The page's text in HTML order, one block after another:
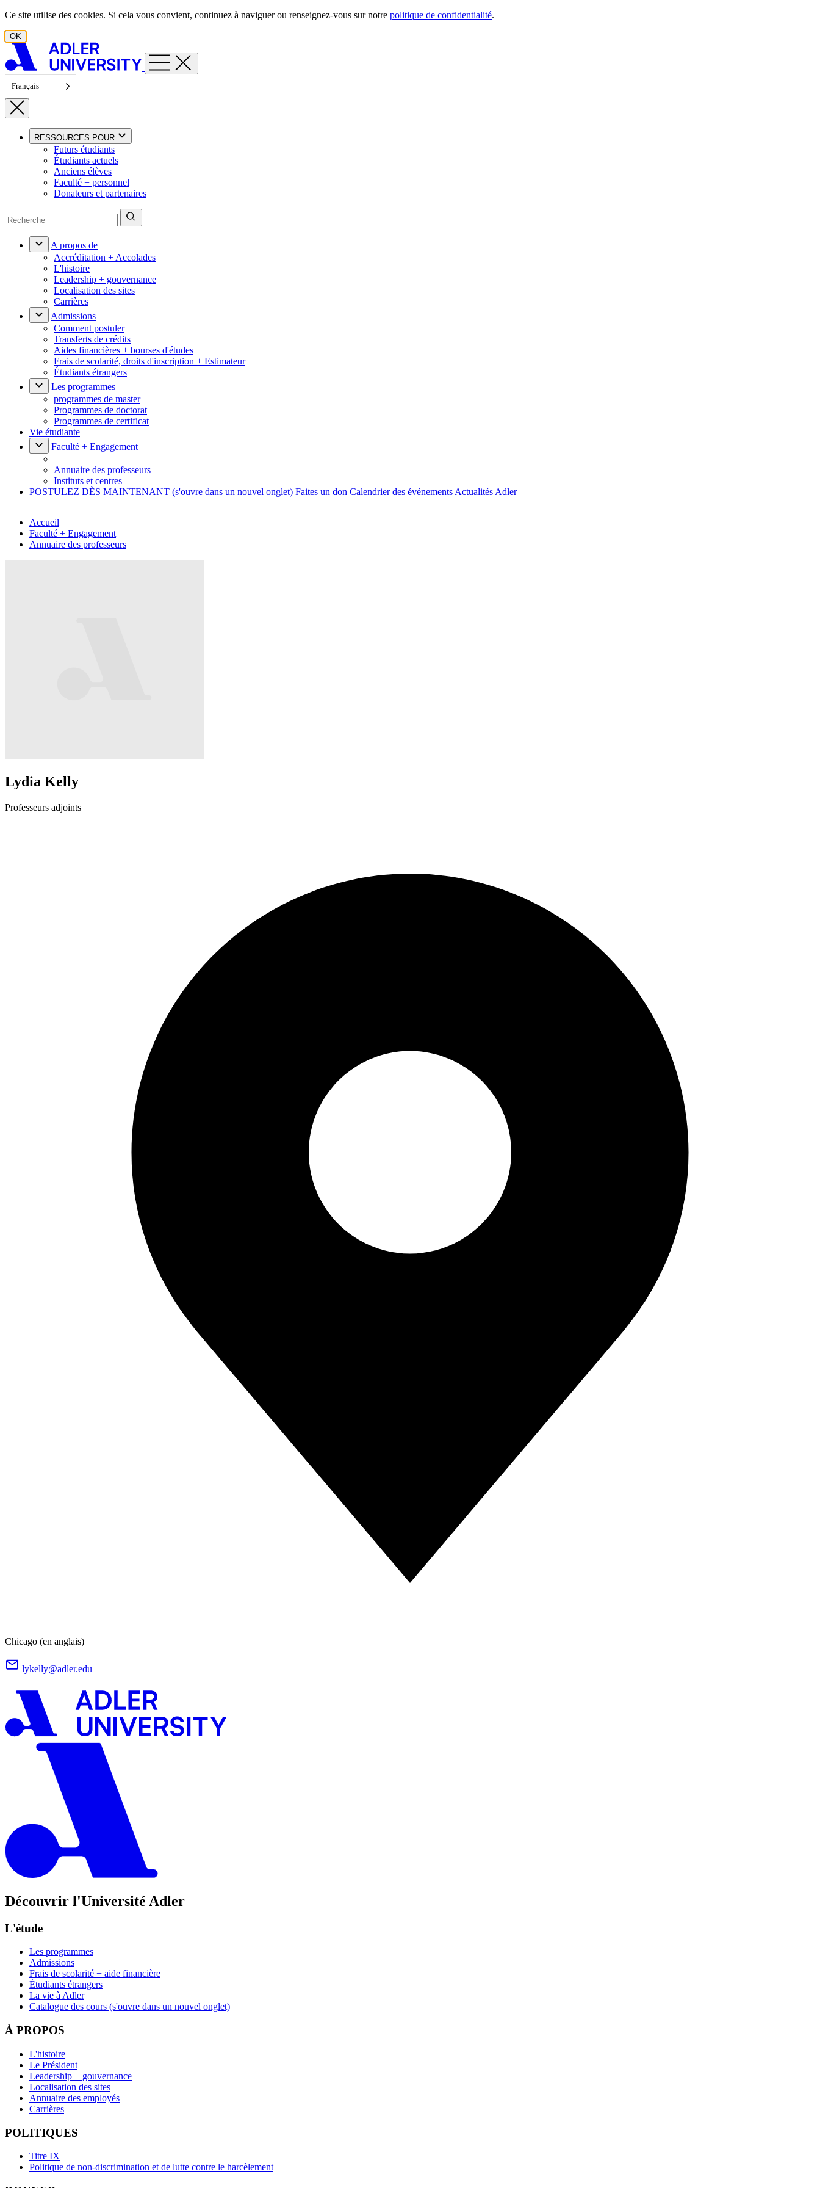
Aller au contenu
Ce site utilise des cookies. Si cela vous convient, continuez à naviguer ou renseignez-vous sur notre politique de confidentialité.
OK
Français
RESSOURCES POUR
Futurs étudiants
Étudiants actuels
Anciens élèves
Faculté + personnel
Donateurs et partenaires
A propos de
Accréditation + Accolades
L'histoire
Leadership + gouvernance
Localisation des sites
Carrières
Admissions
Comment postuler
Transferts de crédits
Aides financières + bourses d'études
Frais de scolarité, droits d'inscription + Estimateur
Étudiants étrangers
Les programmes
programmes de master
Programmes de doctorat
Programmes de certificat
Vie étudiante
Faculté + Engagement
Annuaire des professeurs
Instituts et centres
POSTULEZ DÈS MAINTENANT (s'ouvre dans un nouvel onglet) Faites un don Calendrier des événements Actualités Adler
Accueil
Faculté + Engagement
Annuaire des professeurs
Lydia Kelly
Professeurs adjoints
Chicago (en anglais)
lykelly@adler.edu
Découvrir l'Université Adler
L'étude
Les programmes
Admissions
Frais de scolarité + aide financière
Étudiants étrangers
La vie à Adler
Catalogue des cours (s'ouvre dans un nouvel onglet)
À PROPOS
L'histoire
Le Président
Leadership + gouvernance
Localisation des sites
Annuaire des employés
Carrières
POLITIQUES
Titre IX
Politique de non-discrimination et de lutte contre le harcèlement